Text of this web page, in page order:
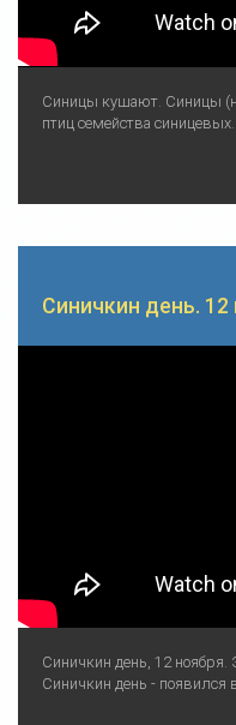
Синицы кушают. Синицы
птиц семейства
Синичкин день. 12
Синичкин день, 12 ноября.
Синичкин день - появился в